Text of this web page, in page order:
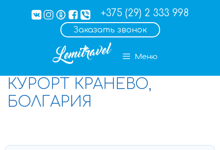
+375 (29) 2 333 998
Заказать звонок
Меню
КУРОРТ КРАНЕВО,
БОЛГАРИЯ